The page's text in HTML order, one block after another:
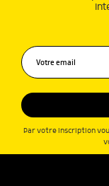
Par votre inscription